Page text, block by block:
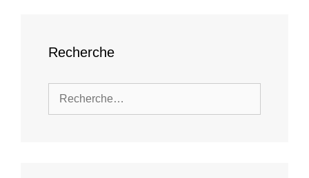
Recherche